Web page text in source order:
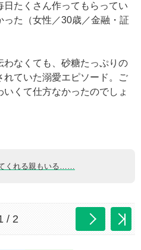
たくさん作ってもらってい
た（女性／30歳／金融・証
わなくても、砂糖たっぷりの
ていた溺愛エピソード。ご
くて仕方なかったのでしょ
くれる親もいる……
/ 2